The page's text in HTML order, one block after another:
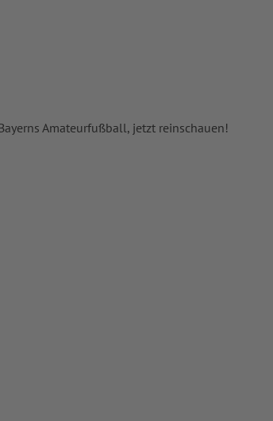
Amateurfußball, jetzt reinschauen!